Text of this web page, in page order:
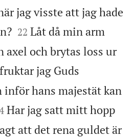
jag visste att jag hade

22 Låt då min arm
och brytas loss ur
jag Guds
hans majestät kan
Har jag satt mitt hopp
att det rena guldet är